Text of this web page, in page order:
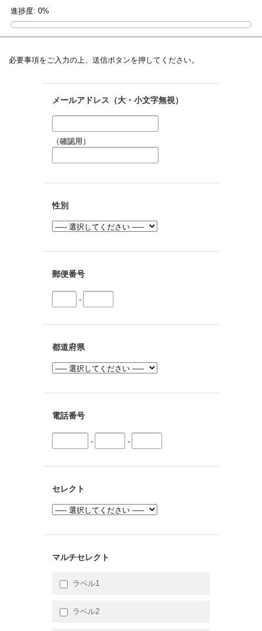
進捗度: 0%
必要事項をご入力の上、送信ボタンを押してください。
メールアドレス（大・小文字無視）
（確認用）
性別
郵便番号
-
都道府県
電話番号
- -
セレクト
マルチセレクト
ラベル1
ラベル2